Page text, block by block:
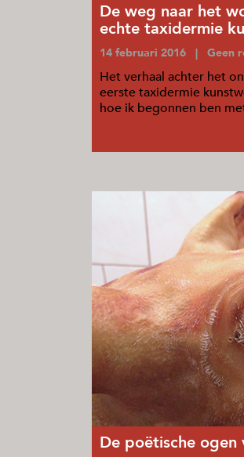
De weg naar het
echte taxidermie
14 februari 2016 | Geen
Het verhaal achter het
eerste taxidermie
hoe ik begonnen ben
De poëtische ogen